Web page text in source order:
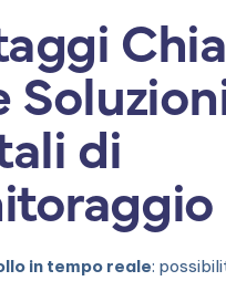
di
in tempo reale: